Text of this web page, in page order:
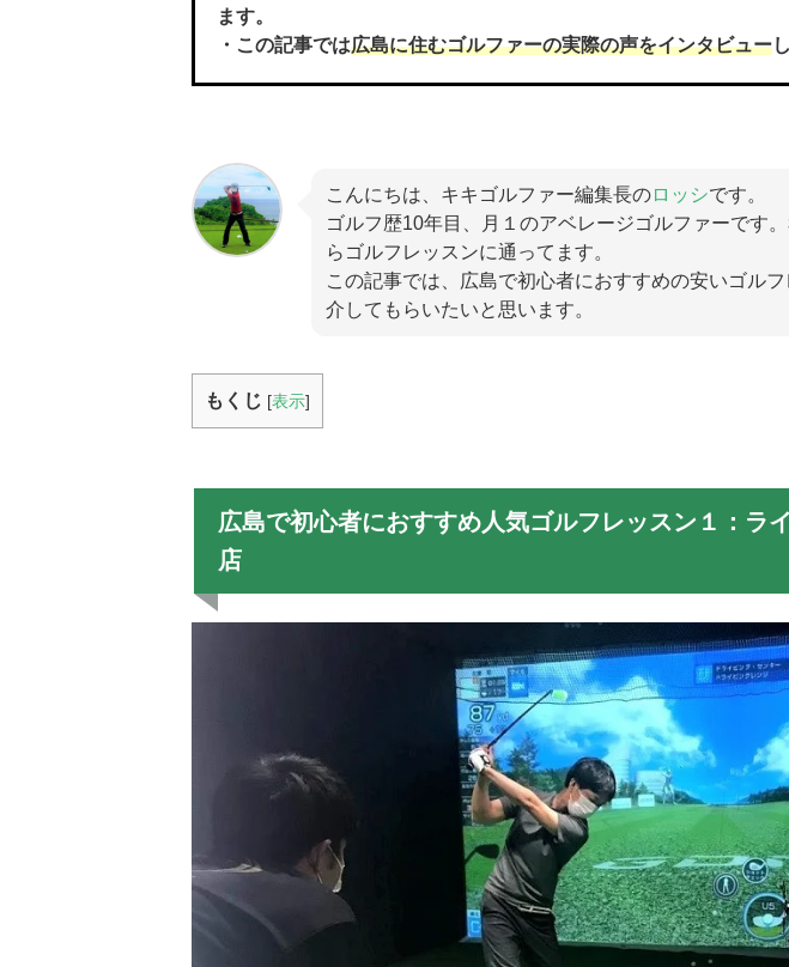
ます。
・この記事では広島に住むゴルファーの実際の声をインタビュー
こんにちは、キキゴルファー編集長のロッシです。
ゴルフ歴10年目、月１のアベレージゴルファーです
らゴルフレッスンに通ってます。
この記事では、広島で初心者におすすめの安いゴル
介してもらいたいと思います。
もくじ [表示]
広島で初心者におすすめ人気ゴルフレッスン１：ラ
店